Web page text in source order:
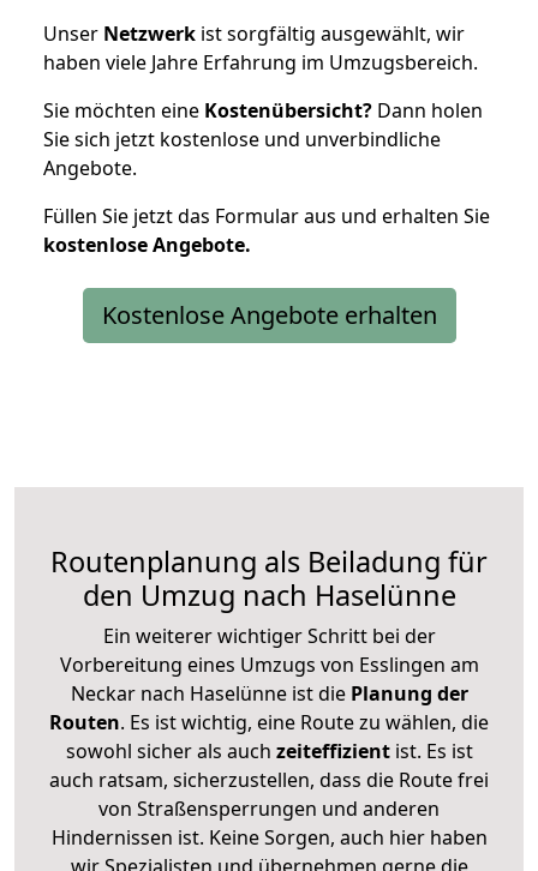
Unser Netzwerk ist sorgfältig ausgewählt, wir
haben viele Jahre Erfahrung im Umzugsbereich.
Sie möchten eine Kostenübersicht? Dann holen
Sie sich jetzt kostenlose und unverbindliche
Angebote.
Füllen Sie jetzt das Formular aus und erhalten Sie
kostenloseAngebote.
Kostenlose Angebote erhalten
Routenplanung als Beiladung für
den Umzug nach Haselünne
Ein weiterer wichtiger Schritt bei der
Vorbereitung eines Umzugs von Esslingen am
Neckar nach Haselünne ist diePlanung der
Routen. Es ist wichtig, eine Route zu wählen, die
sowohl sicher als auch zeiteffizientist. Es ist
auch ratsam, sicherzustellen, dass die Route frei
von Straßensperrungen und anderen
Hindernissen ist. Keine Sorgen, auch hier haben